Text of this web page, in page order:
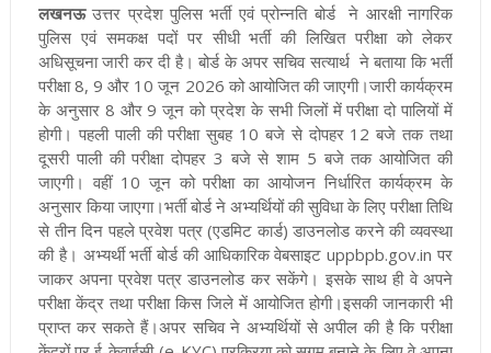
लखनऊउत्तर प्रदेश पुलिस भर्ती एवं प्रोन्नति बोर्ड ने आरक्षी नागरिक
पुलिस एवं समकक्ष पदों पर सीधी भर्ती की लिखित परीक्षा को लेकर
अधिसूचना जारी कर दी है। बोर्ड के अपर सचिव सत्यार्थ ने बताया कि भर्ती
परीक्षा 8, 9 और 10 जून 2026 को आयोजित की जाएगी।जारी कार्यक्रम
के अनुसार 8 और 9 जून को प्रदेश के सभी जिलों में परीक्षा दो पालियों में
होगी। पहली पाली की परीक्षा सुबह 10 बजे से दोपहर 12 बजे तक तथा
दूसरी पाली की परीक्षा दोपहर 3 बजे से शाम 5 बजे तक आयोजित की
जाएगी। वहीं 10 जून को परीक्षा का आयोजन निर्धारित कार्यक्रम के
अनुसार किया जाएगा।भर्ती बोर्ड ने अभ्यर्थियों की सुविधा के लिए परीक्षा तिथि
से तीन दिन पहले प्रवेश पत्र (एडमिट कार्ड) डाउनलोड करने की व्यवस्था
की है। अभ्यर्थी भर्ती बोर्ड की आधिकारिक वेबसाइट uppbpb.gov.in पर
जाकर अपना प्रवेश पत्र डाउनलोड कर सकेंगे। इसके साथ ही वे अपने
परीक्षा केंद्र तथा परीक्षा किस जिले में आयोजित होगी।इसकी जानकारी भी
प्राप्त कर सकते हैं।अपर सचिव ने अभ्यर्थियों से अपील की है कि परीक्षा